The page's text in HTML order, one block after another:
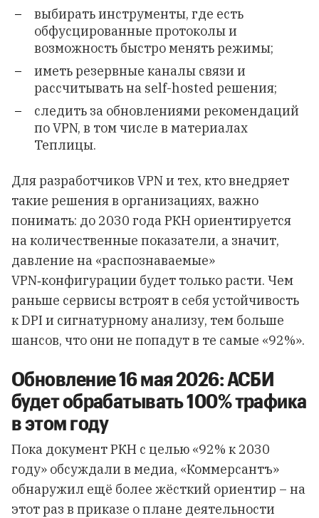
выбирать инструменты, где есть
обфусцированные протоколы и
возможность быстро менять режимы;
иметь резервные каналы связи и
рассчитывать на self-hosted решения;
следить за обновлениями рекомендаций
по VPN, в том числе в материалах
Теплицы.
Для разработчиков VPN и тех, кто внедряет
такие решения в организациях, важно
понимать: до 2030 года РКН ориентируется
на количественные показатели, а значит,
давление на «распознаваемые»
VPN‑конфигурации будет только расти. Чем
раньше сервисы встроят в себя устойчивость
к DPI и сигнатурному анализу, тем больше
шансов, что они не попадут в те самые «92%».
Обновление 16 мая 2026: АСБИ
будет обрабатывать 100% трафика
в этом году
Пока документ РКН с целью «92% к 2030
году» обсуждали в медиа, «Коммерсантъ»
обнаружил ещё более жёсткий ориентир – на
этот раз в приказе о плане деятельности